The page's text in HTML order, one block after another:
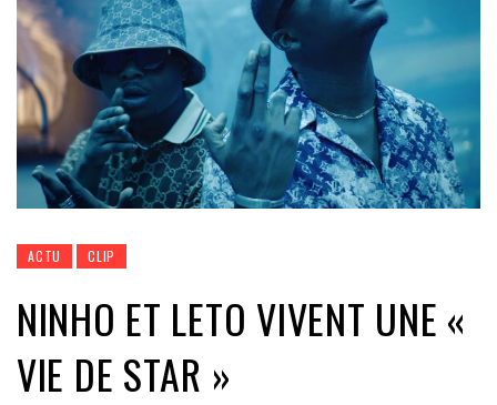
ACTU CLIP
NINHO ET LETO VIVENT UNE «
VIE DE STAR »